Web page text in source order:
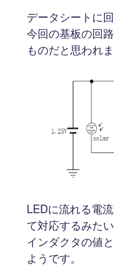
データシートに
今回の基板の回
ものだと思われま
LEDに流れる電
て対応するみたい
インダクタの値
ようです。